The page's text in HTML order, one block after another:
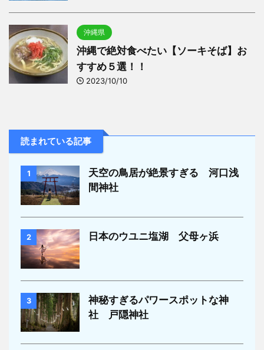
沖縄県
沖縄で絶対食べたい【ソーキそば】お
すすめ５選！！
2023/10/10
読まれている記事
1
天空の鳥居が絶景すぎる 河口浅
間神社
2 日本のウユニ塩湖 父母ヶ浜
3
神秘すぎるパワースポットな神
社 戸隠神社